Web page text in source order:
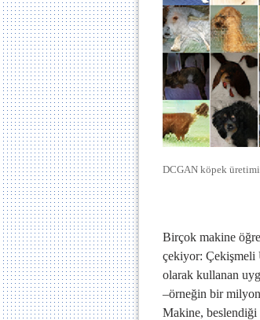
DCGAN köpek
Birçok makine
çekiyor: Çekişmeli
olarak kullanan
–örneğin bir
Makine,